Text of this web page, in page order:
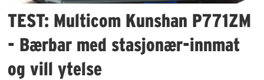
TEST: Multicom Kunshan P771ZM
- Bærbar med stasjonær-innmat
og vill ytelse